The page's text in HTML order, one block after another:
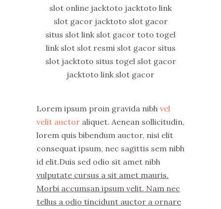
slot online jacktoto jacktoto link
slot gacor jacktoto slot gacor
situs slot link slot gacor toto togel
link slot slot resmi slot gacor situs
slot jacktoto situs togel slot gacor
jacktoto link slot gacor
Lorem ipsum proin gravida nibh vel
velit auctor aliquet. Aenean sollicitudin,
lorem quis bibendum auctor, nisi elit
consequat ipsum, nec sagittis sem nibh
id elit.Duis sed odio sit amet nibh
vulputate cursus a sit amet mauris.
Morbi accumsan ipsum velit. Nam nec
tellus a odio tincidunt auctor a ornare